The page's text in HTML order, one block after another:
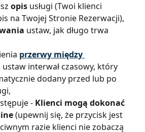
opis usługi (Twoi klienci
na Twojej Stronie Rezerwacji),
ustaw, jak długo trwa
przerwy między
ustaw interwał czasowy, który
dodany przed lub po
- Klienci mogą dokonać
(upewnij się, że przycisk jest
razie klienci nie zobaczą